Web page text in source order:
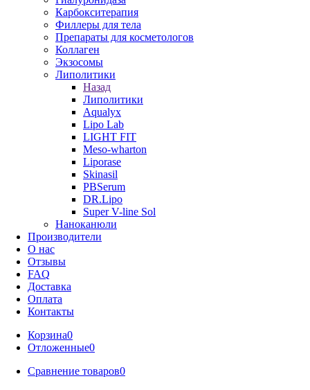
Карбокситерапия
Филлеры для тела
Препараты для косметологов
Коллаген
Экзосомы
Липолитики
Назад
Липолитики
Aqualyx
Lipo Lab
LIGHT FIT
Meso-wharton
Liporase
Skinasil
PBSerum
DR.Lipo
Super V-line Sol
Наноканюли
Производители
О нас
Отзывы
FAQ
Доставка
Оплата
Контакты
Корзина0
Отложенные0
Сравнение товаров0